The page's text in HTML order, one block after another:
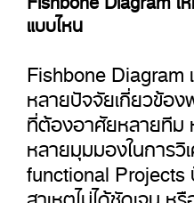
แบบไหน
Fishbone Diagram
หลายปัจจัยเกี่ยวข้อ
ที่ต้องอาศัยหลายทีม
หลายมุมมองในการวิ
functional
สาเหตุไม่ได้ชัดเจน